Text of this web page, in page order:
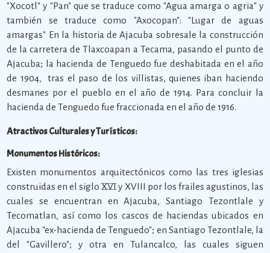
"Xocotl" y "Pan" que se traduce como "Agua amarga o agria" y
también se traduce como "Axocopan": "Lugar de aguas
amargas" En la historia de Ajacuba sobresale la construcción
de la carretera de Tlaxcoapan a Tecama, pasando el punto de
Ajacuba; la hacienda de Tenguedo fue deshabitada en el año
de 1904, tras el paso de los villistas, quienes iban haciendo
desmanes por el pueblo en el año de 1914. Para concluir la
hacienda de Tenguedo fue fraccionada en el año de 1916.
Atractivos Culturales y Turísticos:
Monumentos Históricos:
Existen monumentos arquitectónicos como las tres iglesias
construidas en el siglo XVI y XVIII por los frailes agustinos, las
cuales se encuentran en Ajacuba, Santiago Tezontlale y
Tecomatlan, así como los cascos de haciendas ubicados en
Ajacuba "ex-hacienda de Tenguedo"; en Santiago Tezontlale, la
del "Gavillero"; y otra en Tulancalco, las cuales siguen